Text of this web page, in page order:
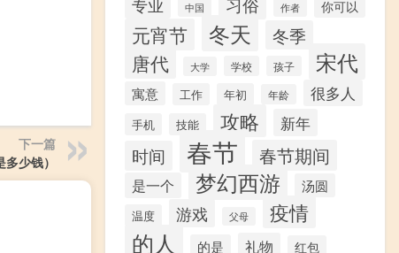
下一篇
少钱）
专业 中国 作者 你可以
元宵节 冬天 冬季
唐代 大学 学校 孩子 宋代
寓意 工作 年初 年龄 很多人
手机 技能 攻略 新年
时间 春节 春节期间
是一个 梦幻西游 汤圆
温度 游戏 父母 疫情
的人 的是 礼物 红包